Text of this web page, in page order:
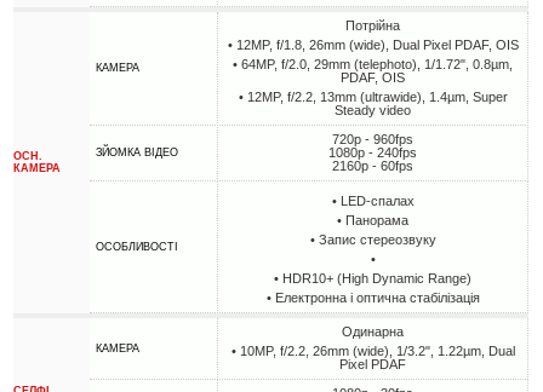
ОСН.
КАМЕРА
КАМЕРА
Потрійна
• 12MP, f/1.8, 26mm (wide), Dual Pixel PDAF, OIS
• 64MP, f/2.0, 29mm (telephoto), 1/1.72", 0.8µm,
PDAF, OIS
• 12MP, f/2.2, 13mm (ultrawide), 1.4µm, Super
Steady video
ЗЙОМКА ВІДЕО
720p - 960fps
1080p - 240fps
2160p - 60fps
ОСОБЛИВОСТІ
• LED-спалах
• Панорама
• Запис стереозвуку
•
• HDR10+ (High Dynamic Range)
• Електронна і оптична стабілізація
КАМЕРА
Одинарна
• 10MP, f/2.2, 26mm (wide), 1/3.2", 1.22µm, Dual
Pixel PDAF